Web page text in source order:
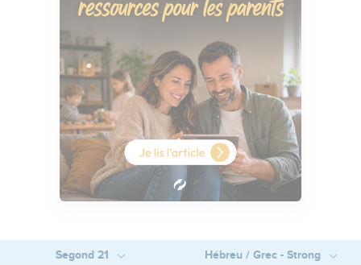
Segond 21 Hébreu / Grec - Strong